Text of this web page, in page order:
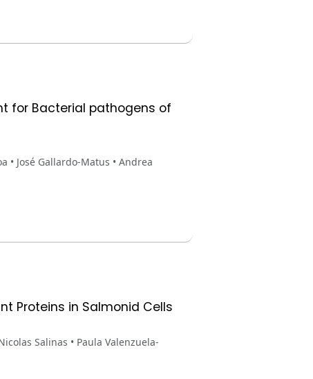
for Bacterial pathogens of
• José Gallardo-Matus • Andrea
Proteins in Salmonid Cells
Salinas • Paula Valenzuela-